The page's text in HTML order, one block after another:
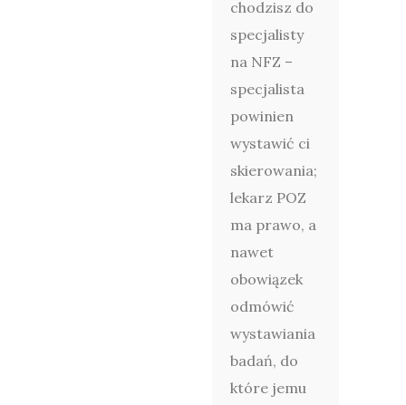
chodzisz do
specjalisty
na NFZ –
specjalista
powinien
wystawić ci
skierowania;
lekarz POZ
ma prawo, a
nawet
obowiązek
odmówić
wystawiania
badań, do
które jemu